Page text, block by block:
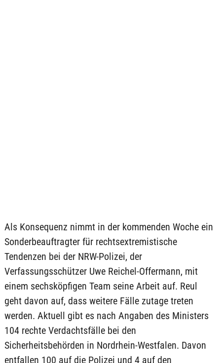
Als Konsequenz nimmt in der kommenden Woche ein
Sonderbeauftragter für rechtsextremistische
Tendenzen bei der NRW-Polizei, der
Verfassungsschützer Uwe Reichel-Offermann, mit
einem sechsköpfigen Team seine Arbeit auf. Reul
geht davon auf, dass weitere Fälle zutage treten
werden. Aktuell gibt es nach Angaben des Ministers
104 rechte Verdachtsfälle bei den
Sicherheitsbehörden in Nordrhein-Westfalen. Davon
entfallen 100 auf die Polizei und 4 auf den